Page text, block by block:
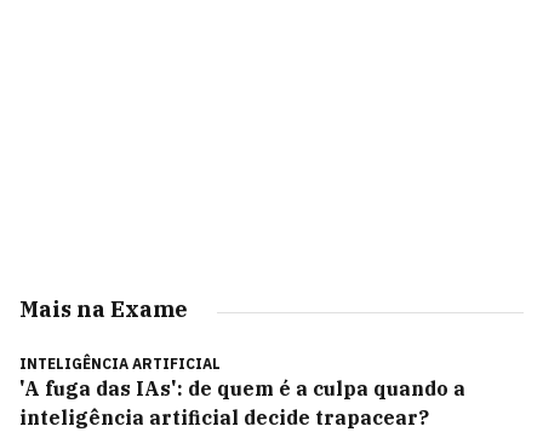
Mais na Exame
INTELIGÊNCIA ARTIFICIAL
'A fuga das IAs': de quem é a culpa quando a
inteligência artificial decide trapacear?